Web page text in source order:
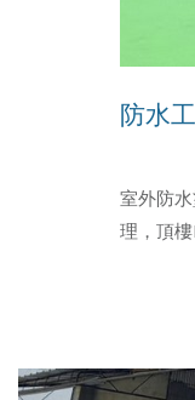
防水
室外防
理，頂